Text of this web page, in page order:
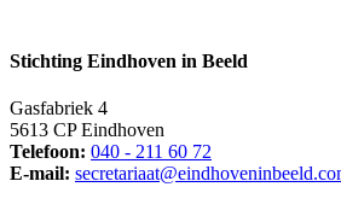
Stichting Eindhoven in Beeld
Gasfabriek 4
5613 CP Eindhoven
Telefoon: 040 - 211 60 72
E-mail: